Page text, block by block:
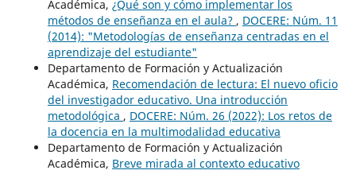
Académica, ¿Qué son y cómo implementar los
métodos de enseñanza en el aula? , DOCERE: Núm. 11
(2014): "Metodologías de enseñanza centradas en el
aprendizaje del estudiante"
Departamento de Formación y Actualización
Académica, Recomendación de lectura: El nuevo oficio
del investigador educativo. Una introducción
metodológica , DOCERE: Núm. 26 (2022): Los retos de
la docencia en la multimodalidad educativa
Departamento de Formación y Actualización
Académica, Breve mirada al contexto educativo